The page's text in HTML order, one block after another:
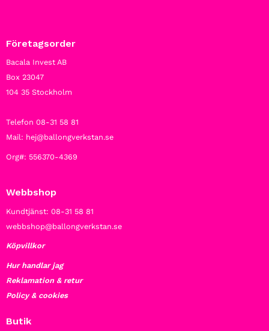
Företagsorder
Bacala Invest AB
Box 23047
104 35 Stockholm
Telefon 08-31 58 81
Mail: hej@ballongverkstan.se
Org#: 556370-4369
Webbshop
Kundtjänst: 08-31 58 81
webbshop@ballongverkstan.se
Köpvillkor
Hur handlar jag
Reklamation & retur
Policy & cookies
Butik